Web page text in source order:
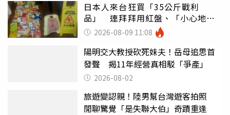
日本人來台狂買「35公斤戰利
品」 連拜拜用紅盤、「小心地
滑」告示牌也帶回家
2026-08-09 11:08
陽明交大教授砍死妹夫！岳母追思首
發聲 揭11年經營真相駁「爭產」
2026-08-02
旅遊變認親！陸男幫台灣遊客拍照
閒聊驚覺「是失聯大伯」奇蹟重逢